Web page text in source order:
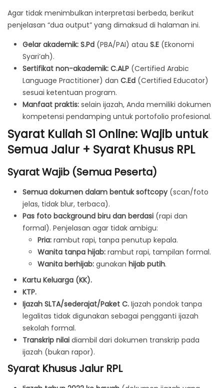
Agar tidak menimbulkan interpretasi berbeda, berikut
penjelasan “dua output” yang dimaksud di halaman ini.
Gelar akademik: S.Pd (PBA/PAI) atau S.E (Ekonomi
Syari’ah).
Sertifikat non-akademik: C.ALP (Certified Arabic
Language Practitioner) dan C.Ed (Certified Educator)
sesuai ketentuan program.
Manfaat praktis: selain ijazah, Anda memiliki dokumen
kompetensi pendamping untuk portofolio profesional.
Syarat Kuliah S1 Online: Wajib untuk
Semua Jalur + Syarat Khusus RPL
Syarat Wajib (Semua Peserta)
Semua dokumen dalam bentuk softcopy(scan/foto
jelas, tidak blur, terbaca).
Pas foto background biru dan berdasi (rapi dan
formal). Penjelasan agar tidak ambigu:
Pria: rambut rapi, tanpa penutup kepala.
Wanita tanpa hijab: rambut rapi, tampilan formal.
Wanita berhijab: gunakan hijab putih.
Kartu Keluarga (KK).
KTP.
Ijazah SLTA/sederajat/Paket C. Ijazah pondok tanpa
legalitas tidak digunakan sebagai pengganti ijazah
sekolah formal.
Transkrip nilai diambil dari dokumen transkrip pada
ijazah (bukan rapor).
Syarat Khusus Jalur RPL